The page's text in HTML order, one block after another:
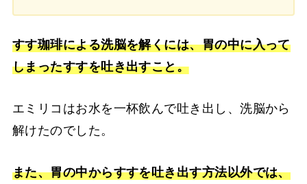
すす珈琲による洗脳を解くには、胃の中に入って
しまったすすを吐き出すこと。
エミリコはお水を一杯飲んで吐き出し、洗脳から
解けたのでした。
また、胃の中からすすを吐き出す方法以外では、